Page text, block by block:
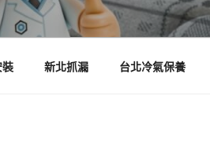
新北抓漏 台北冷氣保養